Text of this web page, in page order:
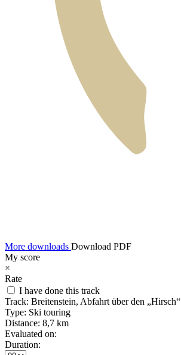
More downloads Download PDF
My score
×
Rate
I have done this track
Track: Breitenstein, Abfahrt über den „Hirsch“
Type: Ski touring
Distance: 8,7 km
Evaluated on:
Duration: